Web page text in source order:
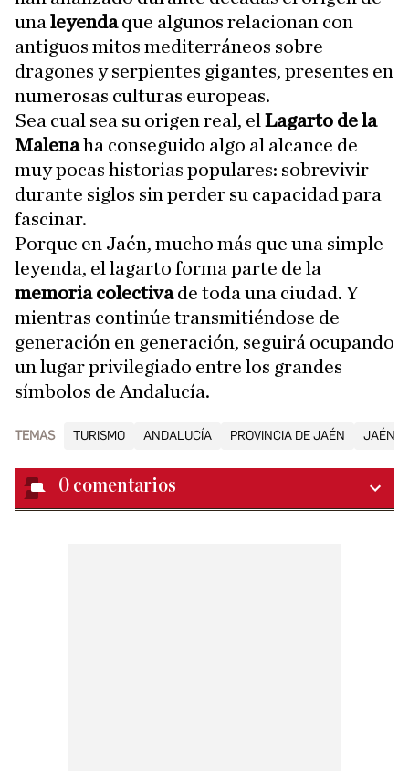
una leyendaque algunos relacionan con
antiguos mitos mediterráneos sobre
dragones y serpientes gigantes, presentes en
numerosas culturas europeas.
Sea cual sea su origen real, el Lagarto de la
Malenaha conseguido algo al alcance de
muy pocas historias populares: sobrevivir
durante siglos sin perder su capacidad para
fascinar.
Porque en Jaén, mucho más que una simple
leyenda, el lagarto forma parte de la
memoria colectivade toda una ciudad. Y
mientras continúe transmitiéndose de
generación en generación, seguirá ocupando
un lugar privilegiado entre los grandes
símbolos de Andalucía.
TEMAS TURISMO ANDALUCÍA PROVINCIA DE JAÉN JAÉN
0 comentarios